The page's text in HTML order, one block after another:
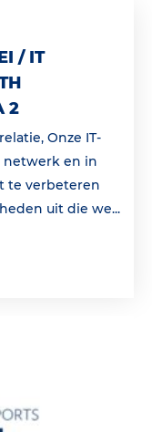
/ IT
2
Onze IT-
netwerk en in
te verbeteren
uit die we...